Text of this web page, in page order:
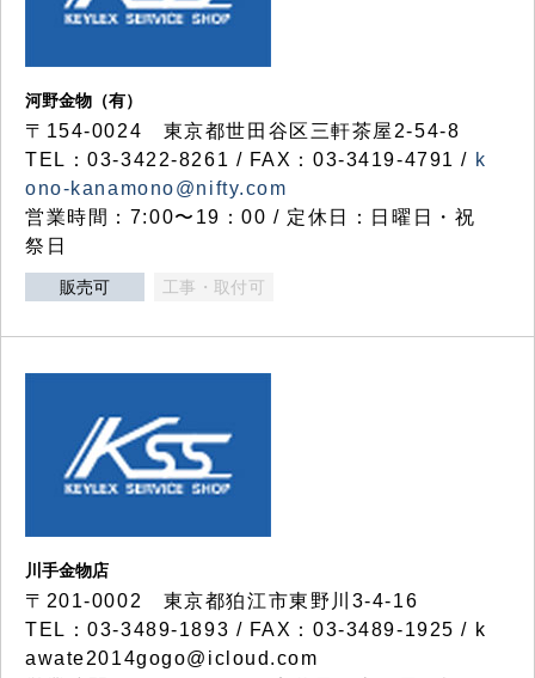
河野金物（有）
〒154-0024 東京都世田谷区三軒茶屋2-54-8
TEL：03-3422-8261 / FAX：03-3419-4791 / k
ono-kanamono@nifty.com
営業時間：7:00〜19：00 / 定休日：日曜日・祝
祭日
販売可 工事・取付可
川手金物店
〒201-0002 東京都狛江市東野川3-4-16
TEL：03-3489-1893 / FAX：03-3489-1925 / k
awate2014gogo@icloud.com